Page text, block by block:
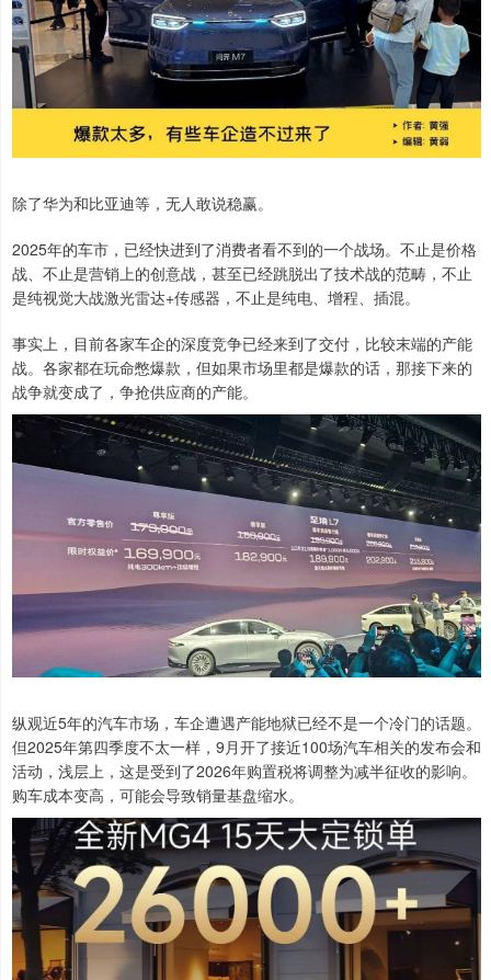
除了华为和比亚迪等，无人敢说稳赢。
2025年的车市，已经快进到了消费者看不到的一个战场。不止是价格
战、不止是营销上的创意战，甚至已经跳脱出了技术战的范畴，不止
是纯视觉大战激光雷达+传感器，不止是纯电、增程、插混。
事实上，目前各家车企的深度竞争已经来到了交付，比较末端的产能
战。各家都在玩命憋爆款，但如果市场里都是爆款的话，那接下来的
战争就变成了，争抢供应商的产能。
纵观近5年的汽车市场，车企遭遇产能地狱已经不是一个冷门的话题。
但2025年第四季度不太一样，9月开了接近100场汽车相关的发布会和
活动，浅层上，这是受到了2026年购置税将调整为减半征收的影响。
购车成本变高，可能会导致销量基盘缩水。